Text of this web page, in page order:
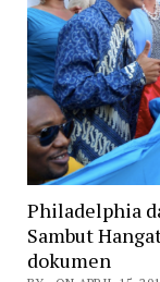
Philadelphia
Sambut
dokumen